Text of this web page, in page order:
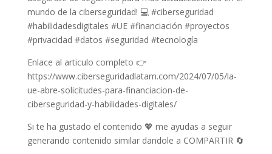
mundo de la ciberseguridad! 💻 #ciberseguridad
#habilidadesdigitales #UE #financiación #proyectos
#privacidad #datos #seguridad #tecnología
Enlace al articulo completo 👉
https://www.ciberseguridadlatam.com/2024/07/05/la-
ue-abre-solicitudes-para-financiacion-de-
ciberseguridad-y-habilidades-digitales/
Si te ha gustado el contenido 💖 me ayudas a seguir
generando contenido similar dandole a COMPARTIR 🔄